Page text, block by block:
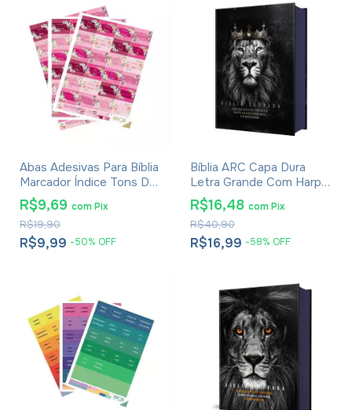
Abas Adesivas Para Bíblia
Marcador Índice Tons De
Rosa Pacote Com 3
R$9,99 -50% OFF
R$19,90
R$9,69 comPix
Bíblia ARC Capa Dura
Letra Grande Com Harpa
- Textos Coloridos - Leão
Rei Dos Reis
R$16,99 -58% OFF
R$40,90
R$16,48 com Pix